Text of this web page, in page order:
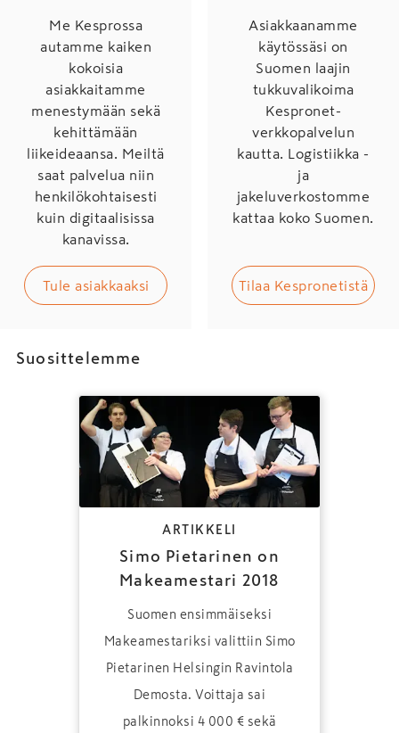
Me Kesprossa
autamme kaiken
kokoisia
asiakkaitamme
menestymään sekä
kehittämään
liikeideaansa. Meiltä
saat palvelua niin
henkilökohtaisesti
kuin digitaalisissa
kanavissa.
Tule asiakkaaksi
Asiakkaanamme
käytössäsi on
Suomen laajin
tukkuvalikoima
Kespronet-
verkkopalvelun
kautta. Logistiikka -
ja
jakeluverkostomme
kattaa koko Suomen.
Tilaa Kespronetistä
Suosittelemme
ARTIKKELI
Simo Pietarinen on
Makeamestari 2018
Suomen ensimmäiseksi
Makeamestariksi valittiin Simo
Pietarinen Helsingin Ravintola
Demosta. Voittaja sai
palkinnoksi 4 000 € sekä